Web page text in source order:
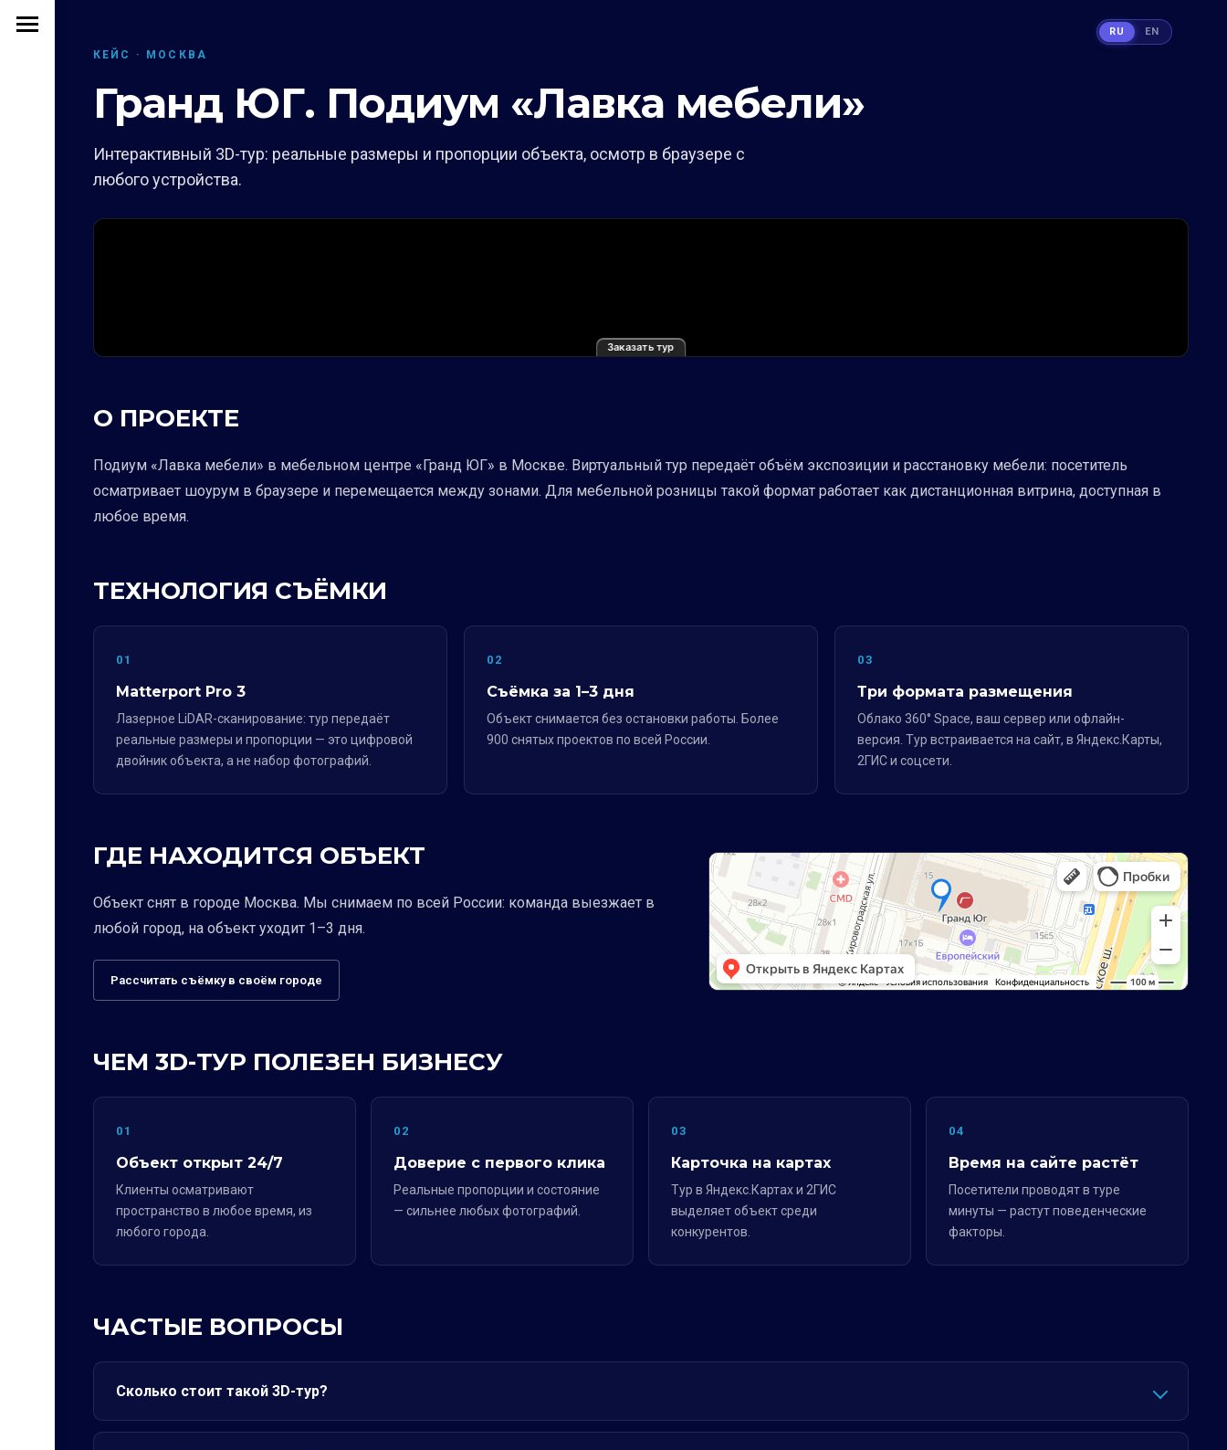
КЕЙС · МОСКВА
Гранд ЮГ. Подиум «Лавка мебели»
Интерактивный 3D-тур: реальные размеры и пропорции объекта, осмотр в браузере с
любого устройства.
Заказать тур
О ПРОЕКТЕ
Подиум «Лавка мебели» в мебельном центре «Гранд ЮГ» в Москве. Виртуальный тур передаёт объём экспозиции и расстановку мебели: посетитель
осматривает шоурум в браузере и перемещается между зонами. Для мебельной розницы такой формат работает как дистанционная витрина, доступная в
любое время.
ТЕХНОЛОГИЯ СЪЁМКИ
01
Matterport Pro 3
Лазерное LiDAR-сканирование: тур передаёт
реальные размеры и пропорции — это цифровой
двойник объекта, а не набор фотографий.
02
Съёмка за 1–3 дня
Объект снимается без остановки работы. Более
900 снятых проектов по всей России.
03
Три формата размещения
Облако 360° Space, ваш сервер или офлайн-
версия. Тур встраивается на сайт, в Яндекс.Карты,
2ГИС и соцсети.
ГДЕ НАХОДИТСЯ ОБЪЕКТ
Объект снят в городе Москва. Мы снимаем по всей России: команда выезжает в
любой город, на объект уходит 1–3 дня.
Рассчитать съёмку в своём городе
ЧЕМ 3D-ТУР ПОЛЕЗЕН БИЗНЕСУ
01
Объект открыт 24/7
Клиенты осматривают
пространство в любое время, из
любого города.
02
Доверие с первого клика
Реальные пропорции и состояние
— сильнее любых фотографий.
03
Карточка на картах
Тур в Яндекс.Картах и 2ГИС
выделяет объект среди
конкурентов.
04
Время на сайте растёт
Посетители проводят в туре
минуты — растут поведенческие
факторы.
ЧАСТЫЕ ВОПРОСЫ
Сколько стоит такой 3D-тур?
RU EN